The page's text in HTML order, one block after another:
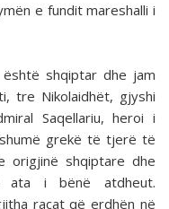
e fundit mareshalli i
shqiptar dhe jam
tre Nikolaidhët, gjyshi
Saqellariu, heroi i
shumë grekë të tjerë të
origjinë shqiptare dhe
ata i bënë atdheut.
racat që erdhën në